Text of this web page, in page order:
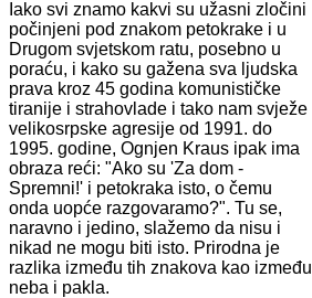
Iako svi znamo kakvi su užasni zločini
počinjeni pod znakom petokrake i u
Drugom svjetskom ratu, posebno u
poraću, i kako su gažena sva ljudska
prava kroz 45 godina komunističke
tiranije i strahovlade i tako nam svježe
velikosrpske agresije od 1991. do
1995. godine, Ognjen Kraus ipak ima
obraza reći: "Ako su 'Za dom -
Spremni!' i petokraka isto, o čemu
onda uopće razgovaramo?". Tu se,
naravno i jedino, slažemo da nisu i
nikad ne mogu biti isto. Prirodna je
razlika između tih znakova kao između
neba i pakla.